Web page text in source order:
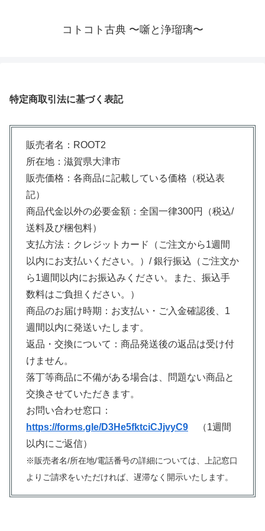
コトコト古典 〜噺と浄瑠璃〜
特定商取引法に基づく表記
販売者名：ROOT2
所在地：滋賀県大津市
販売価格：各商品に記載している価格（税込表
記）
商品代金以外の必要金額：全国一律300円（税込/
送料及び梱包料）
支払方法：クレジットカード（ご注文から1週間
以内にお支払いください。）/ 銀行振込（ご注文か
ら1週間以内にお振込みください。また、振込手
数料はご負担ください。）
商品のお届け時期：お支払い・ご入金確認後、1
週間以内に発送いたします。
返品・交換について：商品発送後の返品は受け付
けません。
落丁等商品に不備がある場合は、問題ない商品と
交換させていただきます。
お問い合わせ窓口：
https://forms.gle/D3He5fktciCJjvyC9 （1週間
以内にご返信）
※販売者名/所在地/電話番号の詳細については、上記窓口
よりご請求をいただければ、遅滞なく開示いたします。